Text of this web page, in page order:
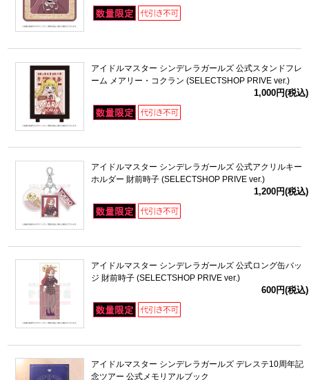
アイドルマスター シンデレラガールズ 公式スタンドフレ
ーム メアリー・コクラン (SELECTSHOP PRIVE ver.)
1,000円(税込)
アイドルマスター シンデレラガールズ 公式アクリルキー
ホルダー 財前時子 (SELECTSHOP PRIVE ver.)
1,200円(税込)
アイドルマスター シンデレラガールズ 公式ロング缶バッ
ジ 財前時子 (SELECTSHOP PRIVE ver.)
600円(税込)
アイドルマスター シンデレラガールズ デレステ10周年記
念ツアー 公式メモリアルブック